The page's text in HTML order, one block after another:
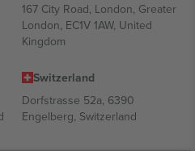
167 City Road, London, Greater
London, EC1V 1AW, United
Kingdom
Switzerland
Dorfstrasse 52a, 6390
Engelberg, Switzerland